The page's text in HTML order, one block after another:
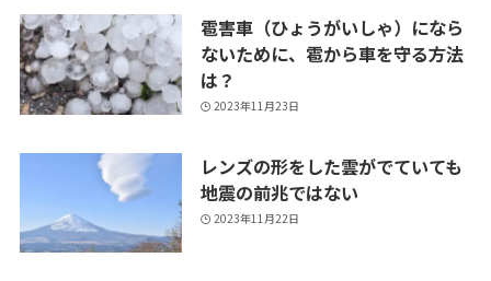
雹害車（ひょうがいしゃ）になら
ないために、雹から車を守る方法
は？
2023年11月23日
レンズの形をした雲がでていても
地震の前兆ではない
2023年11月22日